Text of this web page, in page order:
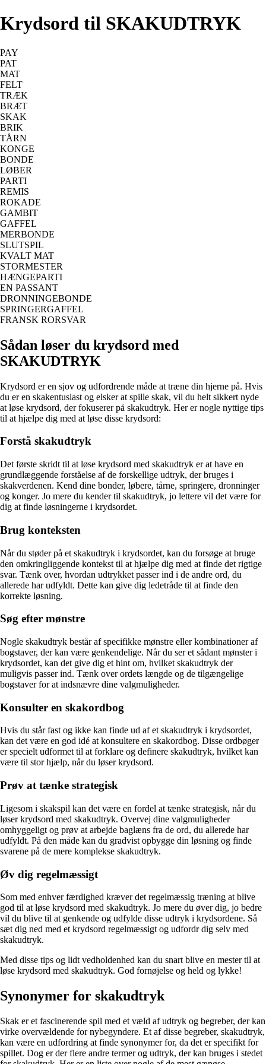
Krydsord til SKAKUDTRYK
PAY
PAT
MAT
FELT
TRÆK
BRÆT
SKAK
BRIK
TÅRN
KONGE
BONDE
LØBER
PARTI
REMIS
ROKADE
GAMBIT
GAFFEL
MERBONDE
SLUTSPIL
KVALT MAT
STORMESTER
HÆNGEPARTI
EN PASSANT
DRONNINGEBONDE
SPRINGERGAFFEL
FRANSK RORSVAR
Sådan løser du krydsord med
SKAKUDTRYK
Krydsord er en sjov og udfordrende måde at træne din hjerne på. Hvis
du er en skakentusiast og elsker at spille skak, vil du helt sikkert nyde
at løse krydsord, der fokuserer på skakudtryk. Her er nogle nyttige tips
til at hjælpe dig med at løse disse krydsord:
Forstå skakudtryk
Det første skridt til at løse krydsord med skakudtryk er at have en
grundlæggende forståelse af de forskellige udtryk, der bruges i
skakverdenen. Kend dine bonder, løbere, tårne, springere, dronninger
og konger. Jo mere du kender til skakudtryk, jo lettere vil det være for
dig at finde løsningerne i krydsordet.
Brug konteksten
Når du støder på et skakudtryk i krydsordet, kan du forsøge at bruge
den omkringliggende kontekst til at hjælpe dig med at finde det rigtige
svar. Tænk over, hvordan udtrykket passer ind i de andre ord, du
allerede har udfyldt. Dette kan give dig ledetråde til at finde den
korrekte løsning.
Søg efter mønstre
Nogle skakudtryk består af specifikke mønstre eller kombinationer af
bogstaver, der kan være genkendelige. Når du ser et sådant mønster i
krydsordet, kan det give dig et hint om, hvilket skakudtryk der
muligvis passer ind. Tænk over ordets længde og de tilgængelige
bogstaver for at indsnævre dine valgmuligheder.
Konsulter en skakordbog
Hvis du står fast og ikke kan finde ud af et skakudtryk i krydsordet,
kan det være en god idé at konsultere en skakordbog. Disse ordbøger
er specielt udformet til at forklare og definere skakudtryk, hvilket kan
være til stor hjælp, når du løser krydsord.
Prøv at tænke strategisk
Ligesom i skakspil kan det være en fordel at tænke strategisk, når du
løser krydsord med skakudtryk. Overvej dine valgmuligheder
omhyggeligt og prøv at arbejde baglæns fra de ord, du allerede har
udfyldt. På den måde kan du gradvist opbygge din løsning og finde
svarene på de mere komplekse skakudtryk.
Øv dig regelmæssigt
Som med enhver færdighed kræver det regelmæssig træning at blive
god til at løse krydsord med skakudtryk. Jo mere du øver dig, jo bedre
vil du blive til at genkende og udfylde disse udtryk i krydsordene. Så
sæt dig ned med et krydsord regelmæssigt og udfordr dig selv med
skakudtryk.
Med disse tips og lidt vedholdenhed kan du snart blive en mester til at
løse krydsord med skakudtryk. God fornøjelse og held og lykke!
Synonymer for skakudtryk
Skak er et fascinerende spil med et væld af udtryk og begreber, der kan
virke overvældende for nybegyndere. Et af disse begreber, skakudtryk,
kan være en udfordring at finde synonymer for, da det er specifikt for
spillet. Dog er der flere andre termer og udtryk, der kan bruges i stedet